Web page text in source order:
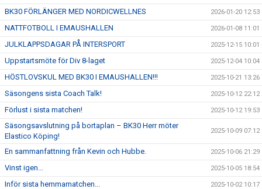
BK30 FÖRLÄNGER MED NORDICWELLNES 2026-01-20 12:53
NATTFOTBOLL I EMAUSHALLEN 2026-01-08 11:01
JULKLAPPSDAGAR PÅ INTERSPORT 2025-12-15 10:01
Uppstartsmöte för Div 8-laget 2025-12-04 10:04
HÖSTLOVSKUL MED BK30 I EMAUSHALLEN!!! 2025-10-21 13:26
Säsongens sista Coach Talk! 2025-10-12 22:12
Förlust i sista matchen! 2025-10-12 19:53
Säsongsavslutning på bortaplan – BK30 Herr möter
Elastico Köping!
2025-10-09 07:12
En sammanfattning från Kevin och Hubbe. 2025-10-06 21:29
Vinst igen... 2025-10-05 18:54
Inför sista hemmamatchen... 2025-10-02 10:17